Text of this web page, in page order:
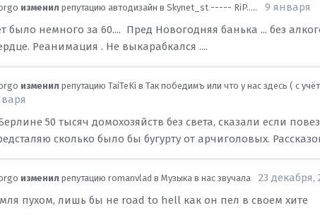
изменил репутациюавтодизайн вSkynet_st ----- RiP.....
9 января
было немного за 60.... Пред Новогодняя банька ... без
Реанимация . Не выкарабкался ....
изменил репутациюTaiTeKi вТак победимъ или что у нас здесь ( с
50 тысяч домохозяйств без света, сказали если
сколько было бы бугурту от арчиголовых.
изменил репутациюromanvlad вМузыка в нас звучала
23 декабря,
пухом, лишь бы не road to hell как он пел в своем хите